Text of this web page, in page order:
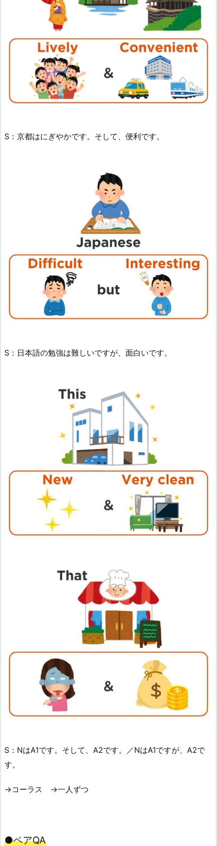
S：京都はにぎやかです。そして、便利です。
S：日本語の勉強は難しいですが、面白いです。
S：NはA1です。そして、A2です。／NはA1ですが、A2で
す。
→コーラス →一人ずつ
●ペアQA